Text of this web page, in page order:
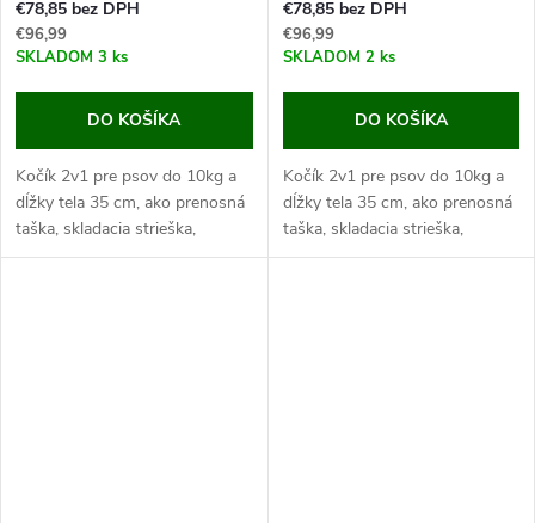
€78,85 bez DPH
€96,99
SKLADOM 3 ks
DO KOŠÍKA
Kočík 2v1 pre psov do 10kg a
dĺžky tela 35 cm, ako prenosná
taška, skladacia strieška,
celkové rozmery
€78,85 bez DPH
€96,99
SKLADOM 2 ks
DO KOŠÍKA
Kočík 2v1 pre psov do 10kg a
dĺžky tela 35 cm, ako prenosná
taška, skladacia strieška,
celkové rozmery 82 x 49,5 x 98